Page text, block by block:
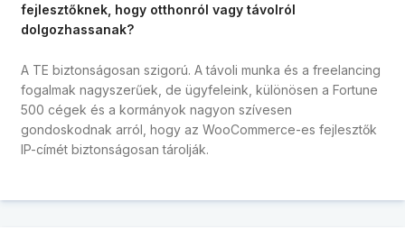
fejlesztőknek, hogy otthonról vagy távolról
dolgozhassanak?
A TE biztonságosan szigorú. A távoli munka és a freelancing
fogalmak nagyszerűek, de ügyfeleink, különösen a Fortune
500 cégek és a kormányok nagyon szívesen
gondoskodnak arról, hogy az WooCommerce-es fejlesztők
IP-címét biztonságosan tárolják.